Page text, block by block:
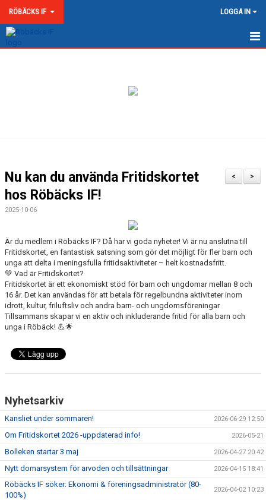
RÖBÄCKS IF LOGGA IN
MATCHER
MEDLEMSKAP & AVGIFTER
RÖBÄCKS ARENA
>
<
Nu kan du använda Fritidskortet
hos Röbäcks IF!
2025-10-06
Är du medlem i Röbäcks IF? Då har vi goda nyheter! Vi är nu anslutna till
Fritidskortet, en fantastisk satsning som gör det möjligt för fler barn och
unga att delta i meningsfulla fritidsaktiviteter – helt kostnadsfritt.
💚 Vad är Fritidskortet?
Fritidskortet är ett ekonomiskt stöd för barn och ungdomar mellan 8 och
16 år. Det kan användas för att betala för regelbundna aktiviteter inom
idrott, kultur, friluftsliv och andra barn- och ungdomsföreningar
Tillsammans skapar vi en aktiv och inkluderande fritid för alla barn och
unga i Röbäck! 💪🌟
Nyhetsarkiv
Kansliet under sommaren! 2026-06-29 12:50
Om Fritidskortet 2026 -uppdaterad info! 2026-05-21
Bolleken startar 3 maj 2026-04-27 20:42
Nytt domarsystem för arvoden och tillsättningar 2026-04-15 18:41
Röbäcks IF söker: Ekonomi & föreningsadministratör (80-
100%)
2026-04-02 10:23